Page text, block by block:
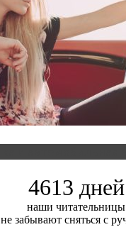
4613 дней
наши читательницы
не забывают сняться с